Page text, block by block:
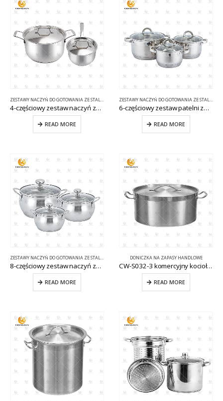
ZESTAWY NACZYŃ DO GOTOWANIA ZE STALI NIERDZEWNEJ
4-częściowy zestaw naczyń ze stali nierdzewnej CW-E073
READ MORE
ZESTAWY NACZYŃ DO GOTOWANIA ZE STALI NIERDZEWNEJ
6-częściowy zestaw patelni ze stali nierdzewnej CW-B023
READ MORE
ZESTAWY NACZYŃ DO GOTOWANIA ZE STALI NIERDZEWNEJ
8-częściowy zestaw naczyń ze stali nierdzewnej ze szklaną pokrywką CW-C010
READ MORE
DONICZKA NA ZAPASY HANDLOWE
CW-S032-3 komercyjny kocioł kuchenny
READ MORE